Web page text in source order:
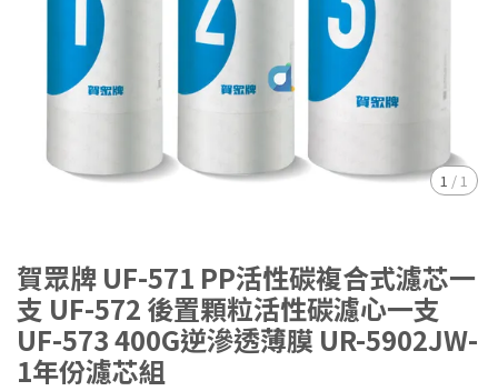
1 / 1
賀眾牌 UF-571 PP活性碳複合式濾芯一
支 UF-572 後置顆粒活性碳濾心一支
UF-573 400G逆滲透薄膜 UR-5902JW-
1年份濾芯組